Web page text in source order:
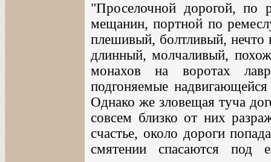
"Проселочной дорогой, по
мещанин, портной по
плешивый, болтливый, нечто
длинный, молчаливый,
монахов на воротах
подгоняемые
Однако же зловещая туча
совсем близко от них
счастье, около дороги
смятении спасаются под